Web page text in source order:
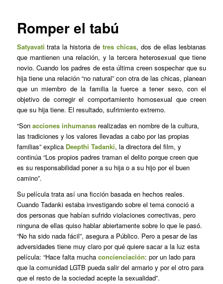
Romper el tabú
Satyavatitrata la historia detres chicas, dos de ellas lesbianas
que mantienen una relación, y la tercera heterosexual que tiene
novio. Cuando los padres de esta última creen sospechar que su
hija tiene una relación “no natural” con otra de las chicas, planean
que un miembro de la familia la fuerce a tener sexo, con el
objetivo de corregir el comportamiento homosexual que creen
que su hija tiene. El resultado, sufrimiento extremo.
“Son acciones inhumanasrealizadas en nombre de la cultura,
las tradiciones y los valores llevadas a cabo por las propias
familias” explica Deepthi Tadanki, la directora del film, y
continúa “Los propios padres traman el delito porque creen que
es su responsabilidad poner a su hija o a su hijo por el buen
camino”.
Su película trata así una ficción basada en hechos reales.
Cuando Tadanki estaba investigando sobre el tema conoció a
dos personas que habían sufrido violaciones correctivas, pero
ninguna de ellas quiso hablar abiertamente sobre lo que le pasó.
“No ha sido nada fácil”, asegura a Público. Pero a pesar de las
adversidades tiene muy claro por qué quiere sacar a la luz esta
película: “Hace falta mucha concienciación: por un lado para
que la comunidad LGTB pueda salir del armario y por el otro para
que el resto de la sociedad acepte la sexualidad”.